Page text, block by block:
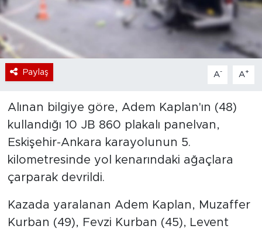
Paylaş A- A+
Alınan bilgiye göre, Adem Kaplan'ın (48)
kullandığı 10 JB 860 plakalı panelvan,
Eskişehir-Ankara karayolunun 5.
kilometresinde yol kenarındaki ağaçlara
çarparak devrildi.
Kazada yaralanan Adem Kaplan, Muzaffer
Kurban (49), Fevzi Kurban (45), Levent
Teknoloji
Magazin
Dünya